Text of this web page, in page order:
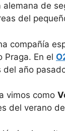
alemana de
del
compañía
Praga. En el
del año
vimos como
del verano